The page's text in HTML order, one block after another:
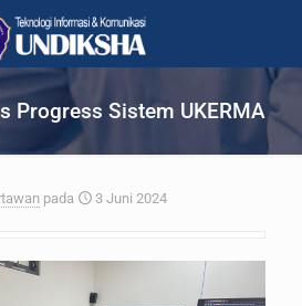
Progress Sistem UKERMA
pada 3 Juni 2024